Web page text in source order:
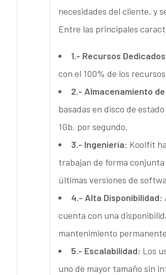
necesidades del cliente, y
Entre las principales
1.- Recursos Dedicados
con el 100% de los
2.- Almacenamiento
basadas en disco de
1Gb. por segundo.
3.- Ingeniería: Koolfit
trabajan de forma conjunta
últimas versiones de
4.- Alta Disponibilidad:
cuenta con una
mantenimiento
5.- Escalabilidad: Los
uno de mayor tamaño sin